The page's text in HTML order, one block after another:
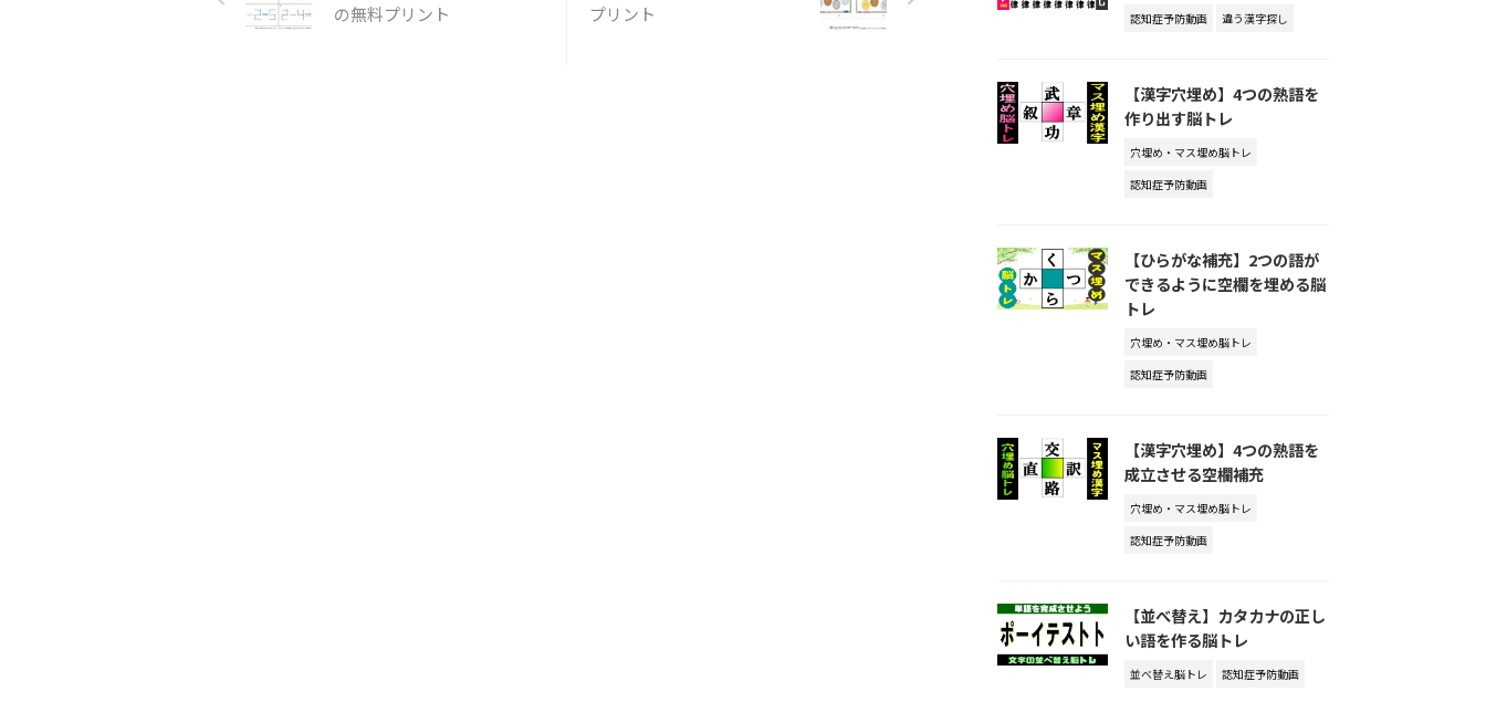
の無料プリント
プリント
認知症予防動画 違う漢字探し
【漢字穴埋め】4つの熟語を
作り出す脳トレ
穴埋め・マス埋め脳トレ
認知症予防動画
【ひらがな補充】2つの語が
できるように空欄を埋める脳
トレ
穴埋め・マス埋め脳トレ
認知症予防動画
【漢字穴埋め】4つの熟語を
成立させる空欄補充
穴埋め・マス埋め脳トレ
認知症予防動画
【並べ替え】カタカナの正し
い語を作る脳トレ
並べ替え脳トレ 認知症予防動画